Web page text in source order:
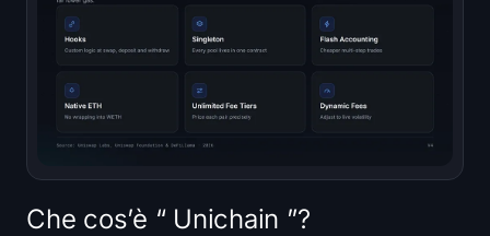
Che cos’è “ Unichain ”?